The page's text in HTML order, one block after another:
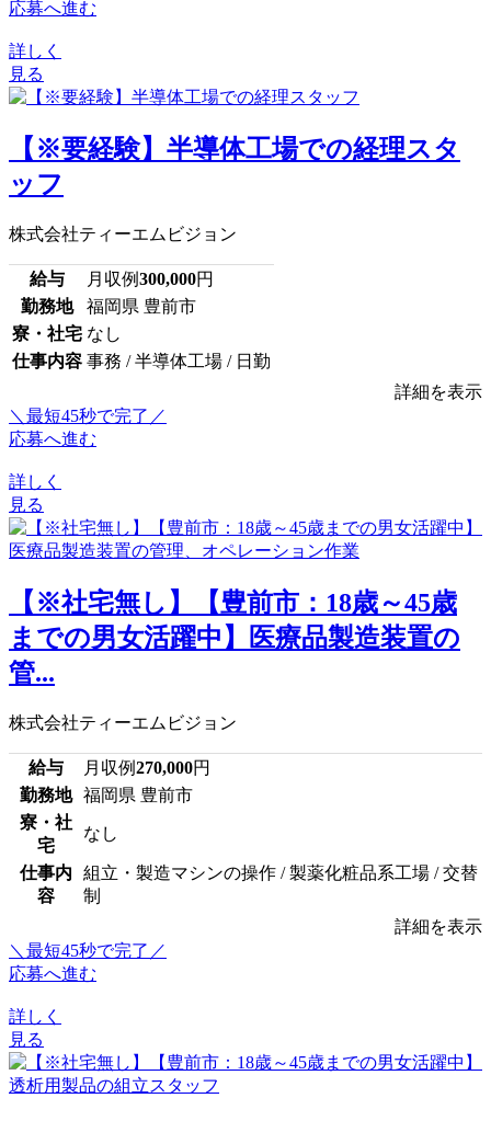
応募へ進む
詳しく
見る
【※要経験】半導体工場での経理スタ
ッフ
株式会社ティーエムビジョン
給与 月収例300,000円
勤務地
福岡県 豊前市
寮・社宅 なし
仕事内容 事務 / 半導体工場 / 日勤
詳細を表示
＼最短45秒で完了／
応募へ進む
詳しく
見る
【※社宅無し】【豊前市：18歳～45歳
までの男女活躍中】医療品製造装置の
管...
株式会社ティーエムビジョン
給与 月収例270,000円
勤務地
福岡県 豊前市
寮・社
宅
なし
仕事内
容
組立・製造マシンの操作 / 製薬化粧品系工場 / 交替
制
詳細を表示
＼最短45秒で完了／
応募へ進む
詳しく
見る